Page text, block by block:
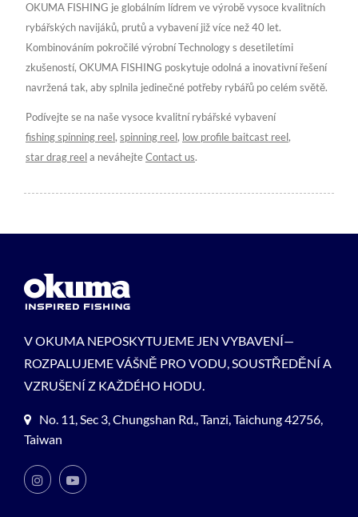
OKUMA FISHING je globálním lídrem ve výrobě vysoce kvalitních
rybářských navijáků, prutů a vybavení již více než 40 let.
Kombinováním pokročilé výrobní Technology s desetiletími
zkušeností, OKUMA FISHING poskytuje odolná a inovativní řešení
navržená tak, aby splnila jedinečné potřeby rybářů po celém světě.
Podívejte se na naše vysoce kvalitní rybářské vybavení
fishing spinning reel, spinning reel, low profile baitcast reel,
star drag reela neváhejteContact us.
V OKUMA NEPOSKYTUJEME JEN VYBAVENÍ—
ROZPALUJEME VÁŠNĚ PRO VODU, SOUSTŘEDĚNÍ A
VZRUŠENÍ Z KAŽDÉHO HODU.
No. 11, Sec 3, Chungshan Rd., Tanzi, Taichung 42756,
Taiwan